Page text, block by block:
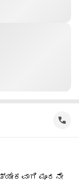
ಮೂರನೇ